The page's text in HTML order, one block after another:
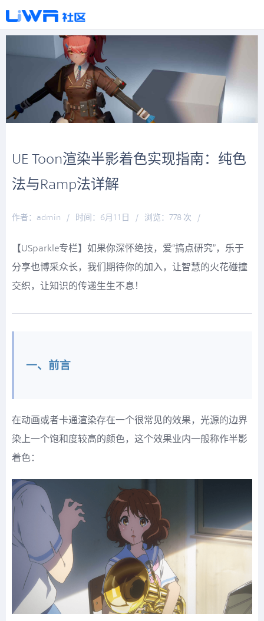
UE Toon渲染半影着色实现指南：纯色
法与Ramp法详解
作者：admin / 时间：6月11日 / 浏览：778 次
/
【USparkle专栏】如果你深怀绝技，爱“搞点研究”，乐于
分享也博采众长，我们期待你的加入，让智慧的火花碰撞
交织，让知识的传递生生不息！
一、前言
在动画或者卡通渲染存在一个很常见的效果，光源的边界
染上一个饱和度较高的颜色，这个效果业内一般称作半影
着色：